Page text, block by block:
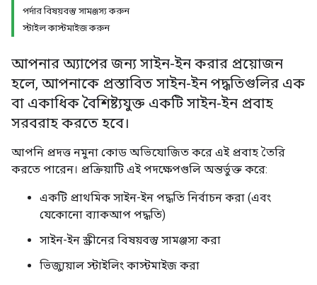
পর্দার বিষয়বস্তু সামঞ্জস্য করুন
স্টাইল কাস্টমাইজ করুন
আপনার অ্যাপের জন্য সাইন-ইন করার প্রয়োজন
হলে, আপনাকে প্রস্তাবিত সাইন-ইন পদ্ধতিগুলির এক
বা একাধিক বৈশিষ্ট্যযুক্ত একটি সাইন-ইন প্রবাহ
সরবরাহ করতে হবে।
আপনি প্রদত্ত নমুনা কোড অভিযোজিত করে এই প্রবাহ তৈরি
করতে পারেন। প্রক্রিয়াটি এই পদক্ষেপগুলি অন্তর্ভুক্ত করে:
একটি প্রাথমিক সাইন-ইন পদ্ধতি নির্বাচন করা (এবং
যেকোনো ব্যাকআপ পদ্ধতি)
সাইন-ইন স্ক্রীনের বিষয়বস্তু সামঞ্জস্য করা
ভিজ্যুয়াল স্টাইলিং কাস্টমাইজ করা